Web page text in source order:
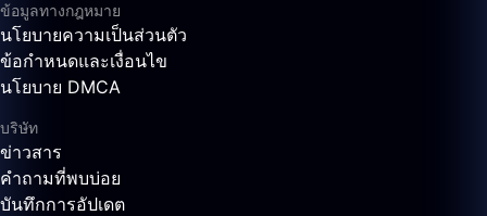
ข้อมูลทางกฎหมาย
นโยบายความเป็นส่วนตัว
ข้อกำหนดและเงื่อนไข
นโยบาย DMCA
บริษัท
ข่าวสาร
คำถามที่พบบ่อย
บันทึกการอัปเดต